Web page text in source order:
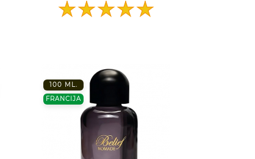
100 ML.
FRANCIJA